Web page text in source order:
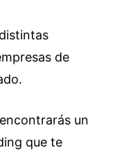
de
un
que te